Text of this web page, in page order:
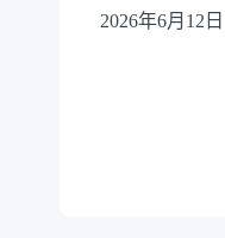
2026年6月12日